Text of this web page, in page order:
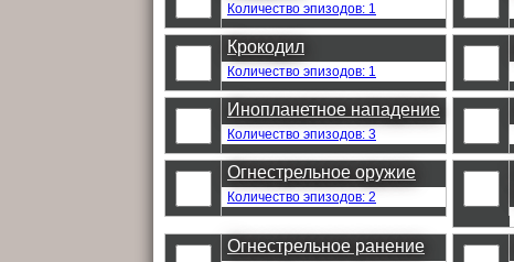
Количество эпизодов: 1
Крокодил
Количество эпизодов: 1
Инопланетное нападение
Количество эпизодов: 3
Огнестрельное оружие
Количество эпизодов: 2
Огнестрельное ранение